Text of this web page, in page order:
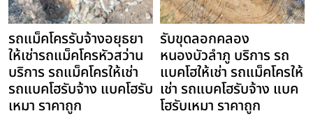
รถแม็คโครรับจ้างอยุธยา
ให้เช่ารถแม็คโครหัวสว่าน
บริการ รถแม็คโครให้เช่า
รถแบคโฮรับจ้าง แบคโฮรับ
เหมา ราคาถูก
รับขุดลอกคลอง
หนองบัวลำภู บริการ รถ
แบคโฮให้เช่า รถแม็คโครให้
เช่า รถแบคโฮรับจ้าง แบค
โฮรับเหมา ราคาถูก